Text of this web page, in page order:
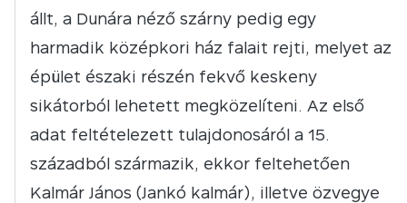
állt, a Dunára néző szárny pedig egy
harmadik középkori ház falait rejti, melyet az
épület északi részén fekvő keskeny
sikátorból lehetett megközelíteni. Az első
adat feltételezett tulajdonosáról a 15.
századból származik, ekkor feltehetően
Kalmár János (Jankó kalmár), illetve özvegye